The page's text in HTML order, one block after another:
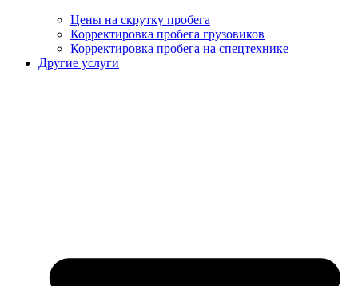
Цены на скрутку пробега
Корректировка пробега грузовиков
Корректировка пробега на спецтехнике
Другие услуги